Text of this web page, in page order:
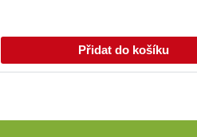
Přidat do košíku